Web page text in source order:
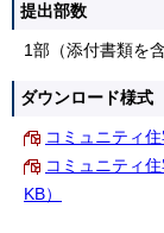
提出部数
1部（添付書類を
ダウンロード様式
コミュニティ
コミュニティ
KB）